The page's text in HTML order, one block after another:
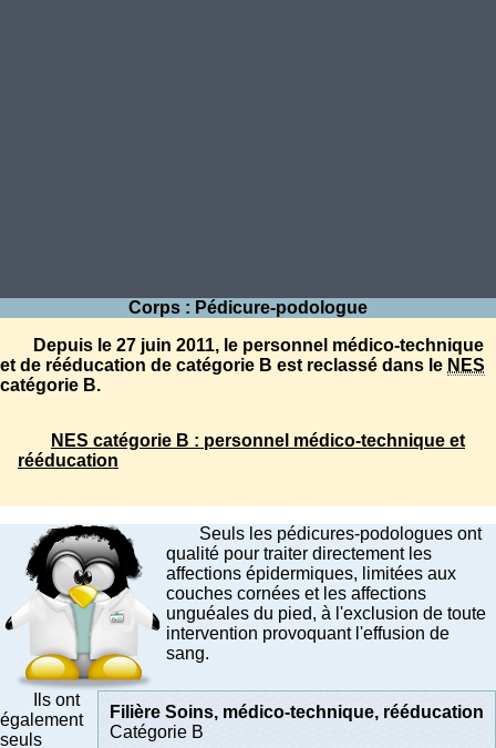
Corps : Pédicure-podologue
Depuis le 27 juin 2011, le personnel médico-technique
et de rééducation de catégorie B est reclassé dans le NES
catégorie B.
NES catégorie B : personnel médico-technique et
rééducation
Seuls les pédicures-podologues ont
qualité pour traiter directement les
affections épidermiques, limitées aux
couches cornées et les affections
unguéales du pied, à l'exclusion de toute
intervention provoquant l'effusion de
sang.
Filière Soins, médico-technique, rééducation
Catégorie B
Ils ont
également
seuls